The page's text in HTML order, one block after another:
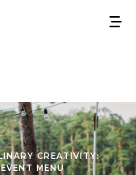
CREATIVITY:
MENU